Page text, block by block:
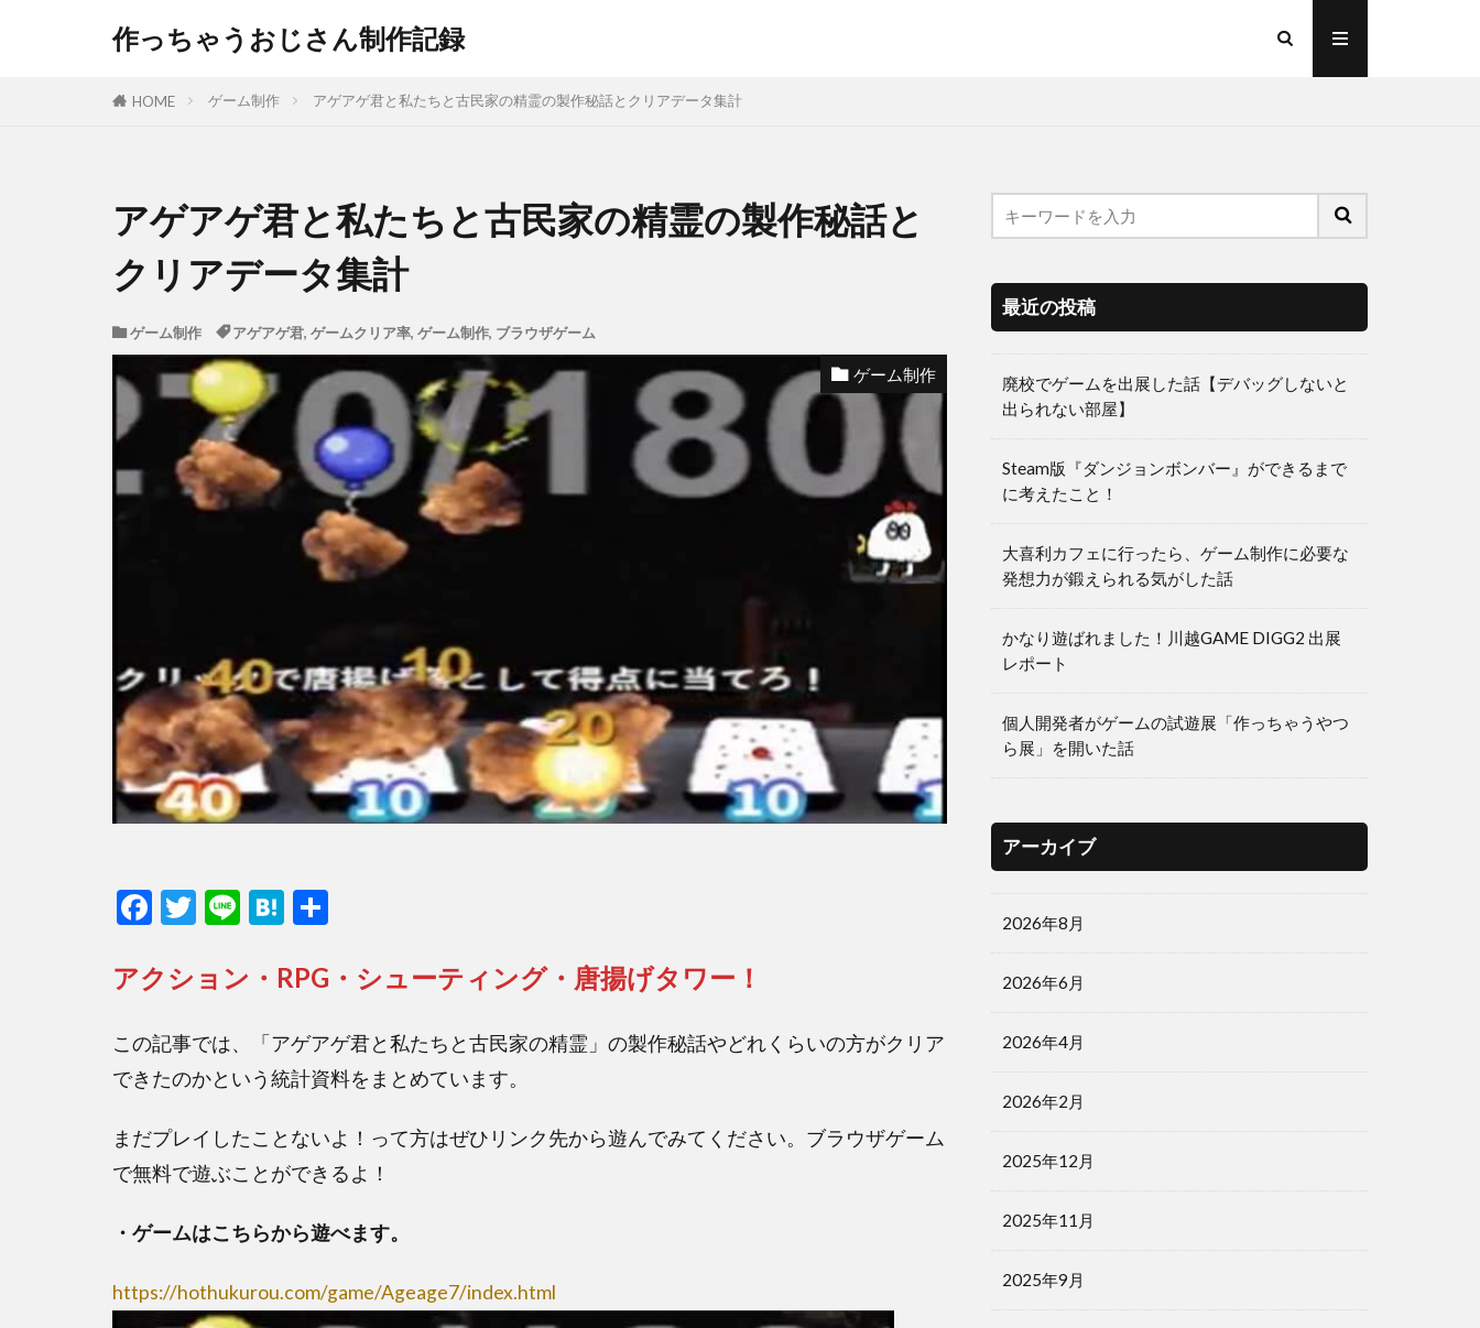
作っちゃうおじさん制作記録
HOME ゲーム制作 アゲアゲ君と私たちと古民家の精霊の製作秘話とクリアデータ集計
アゲアゲ君と私たちと古民家の精霊の製作秘話と
クリアデータ集計
ゲーム制作 アゲアゲ君, ゲームクリア率, ゲーム制作, ブラウザゲーム
ゲーム制作
F
e
o
o
k
T
itt
Li
e
H
e
a
アクション・RPG・シューティング・唐揚げタワー！
この記事では、「アゲアゲ君と私たちと古民家の精霊」の製作秘話やどれくらいの方がクリア
できたのかという統計資料をまとめています。
まだプレイしたことないよ！って方はぜひリンク先から遊んでみてください。ブラウザゲーム
で無料で遊ぶことができるよ！
・ゲームはこちらから遊べます。
https://hothukurou.com/game/Ageage7/index.html
最近の投稿
廃校でゲームを出展した話【デバッグしないと
出られない部屋】
Steam版『ダンジョンボンバー』ができるまで
に考えたこと！
大喜利カフェに行ったら、ゲーム制作に必要な
発想力が鍛えられる気がした話
かなり遊ばれました！川越GAME DIGG2 出展
レポート
個人開発者がゲームの試遊展「作っちゃうやつ
ら展」を開いた話
アーカイブ
2026年8月
2026年6月
2026年4月
2026年2月
2025年12月
2025年11月
2025年9月